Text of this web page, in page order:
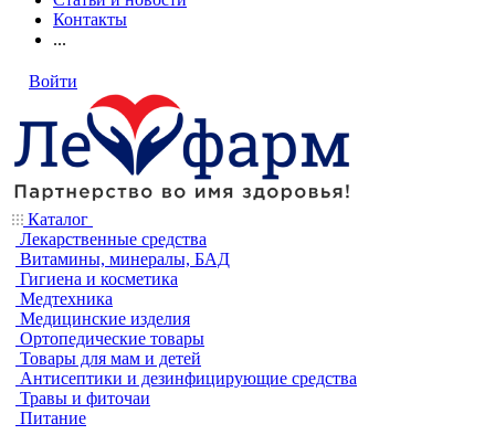
Контакты
...
Войти
Каталог
Лекарственные средства
Витамины, минералы, БАД
Гигиена и косметика
Медтехника
Медицинские изделия
Ортопедические товары
Товары для мам и детей
Антисептики и дезинфицирующие средства
Травы и фиточаи
Питание